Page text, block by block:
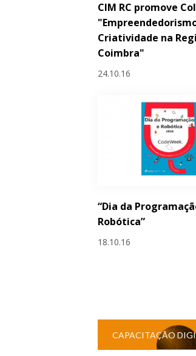
CIM RC promove
Criatividade na
Coimbra"
24.10.16
“Dia da
Robótica”
18.10.16
CAPACITAÇÃO